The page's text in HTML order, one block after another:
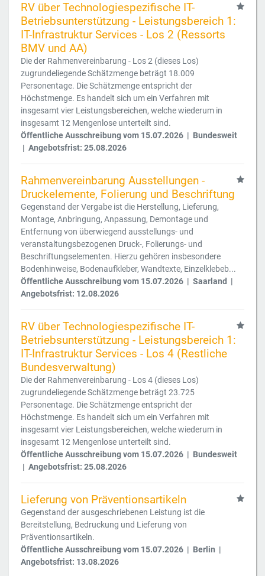
RV über Technologiespezifische IT-
Betriebsunterstützung - Leistungsbereich 1:
IT-Infrastruktur Services - Los 2 (Ressorts
BMV und AA)
Die der Rahmenvereinbarung - Los 2 (dieses Los)
zugrundeliegende Schätzmenge beträgt 18.009
Personentage. Die Schätzmenge entspricht der
Höchstmenge. Es handelt sich um ein Verfahren mit
insgesamt vier Leistungsbereichen, welche wiederum in
insgesamt 12 Mengenlose unterteilt sind.
Öffentliche Ausschreibung vom 15.07.2026 | Bundesweit
| Angebotsfrist: 25.08.2026
Rahmenvereinbarung Ausstellungen -
Druckelemente, Folierung und Beschriftung
Gegenstand der Vergabe ist die Herstellung, Lieferung,
Montage, Anbringung, Anpassung, Demontage und
Entfernung von überwiegend ausstellungs- und
veranstaltungsbezogenen Druck-, Folierungs- und
Beschriftungselementen. Hierzu gehören insbesondere
Bodenhinweise, Bodenaufkleber, Wandtexte, Einzelklebeb...
Öffentliche Ausschreibung vom 15.07.2026 | Saarland |
Angebotsfrist: 12.08.2026
RV über Technologiespezifische IT-
Betriebsunterstützung - Leistungsbereich 1:
IT-Infrastruktur Services - Los 4 (Restliche
Bundesverwaltung)
Die der Rahmenvereinbarung - Los 4 (dieses Los)
zugrundeliegende Schätzmenge beträgt 23.725
Personentage. Die Schätzmenge entspricht der
Höchstmenge. Es handelt sich um ein Verfahren mit
insgesamt vier Leistungsbereichen, welche wiederum in
insgesamt 12 Mengenlose unterteilt sind.
Öffentliche Ausschreibung vom 15.07.2026 | Bundesweit
| Angebotsfrist: 25.08.2026
Lieferung von Präventionsartikeln
Gegenstand der ausgeschriebenen Leistung ist die
Bereitstellung, Bedruckung und Lieferung von
Präventionsartikeln.
Öffentliche Ausschreibung vom 15.07.2026 | Berlin |
Angebotsfrist: 13.08.2026